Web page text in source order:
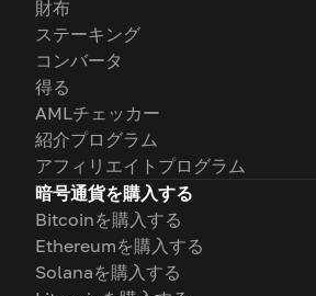
財布
ステーキング
コンバータ
得る
AMLチェッカー
紹介プログラム
アフィリエイトプログラム
暗号通貨を購入する
Bitcoinを購入する
Ethereumを購入する
Solanaを購入する